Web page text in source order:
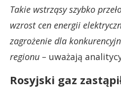
Takie wstrząsy szybko
wzrost cen energii
zagrożenie dla
regionu – uważają
Rosyjski gaz